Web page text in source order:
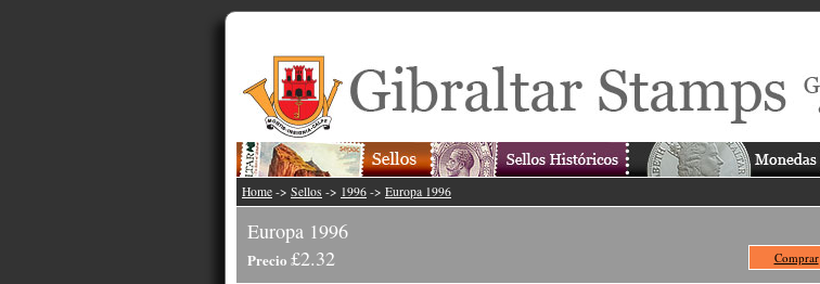
Home -> Sellos -> 1996 -> Europa 1996
Europa 1996
Precio £2.32 Comprar